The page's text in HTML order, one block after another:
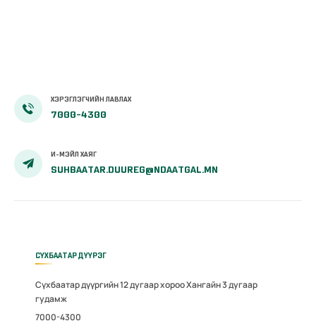
ХЭРЭГЛЭГЧИЙН ЛАВЛАХ
7000-4300
И-МЭЙЛ ХАЯГ
SUHBAATAR.DUUREG@NDAATGAL.MN
СҮХБААТАР ДҮҮРЭГ
Сүхбаатар дүүргийн 12 дугаар хороо Хангайн 3 дугаар
гудамж
7000-4300